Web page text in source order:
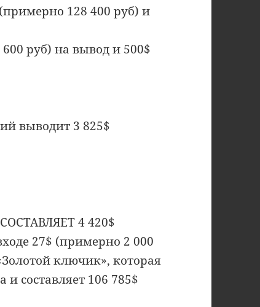
128 400 руб) и
руб) на вывод и 500$
выводит 3 825$
4 420$
27$ (примерно 2 000
ключик», которая
составляет 106 785$